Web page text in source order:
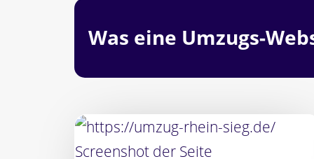
Was eine Umzugs-
Die